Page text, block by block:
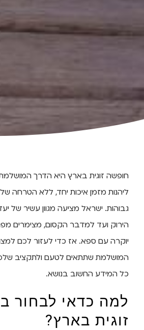
חופשה זוגית בארץ היא הדרך
ליהנות מזמן איכות יחד, ללא הטרחה של
גבוהות. ישראל מציעה מגוון עשיר של
הירוק ועד למדבר הקסום, מצימרים
יוקרה עם ספא. אז כדי לעזור לכם
המושלמת שתתאים לטעם ולתקציב
כל המידע החשוב בנושא.
למה כדאי לבחור
זוגית בארץ?